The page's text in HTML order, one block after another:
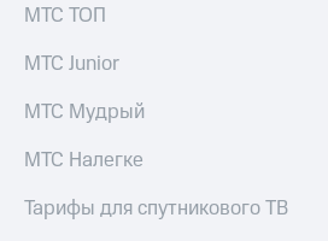
МТС ТОП
МТС Junior
МТС Мудрый
МТС Налегке
Тарифы для спутникового ТВ